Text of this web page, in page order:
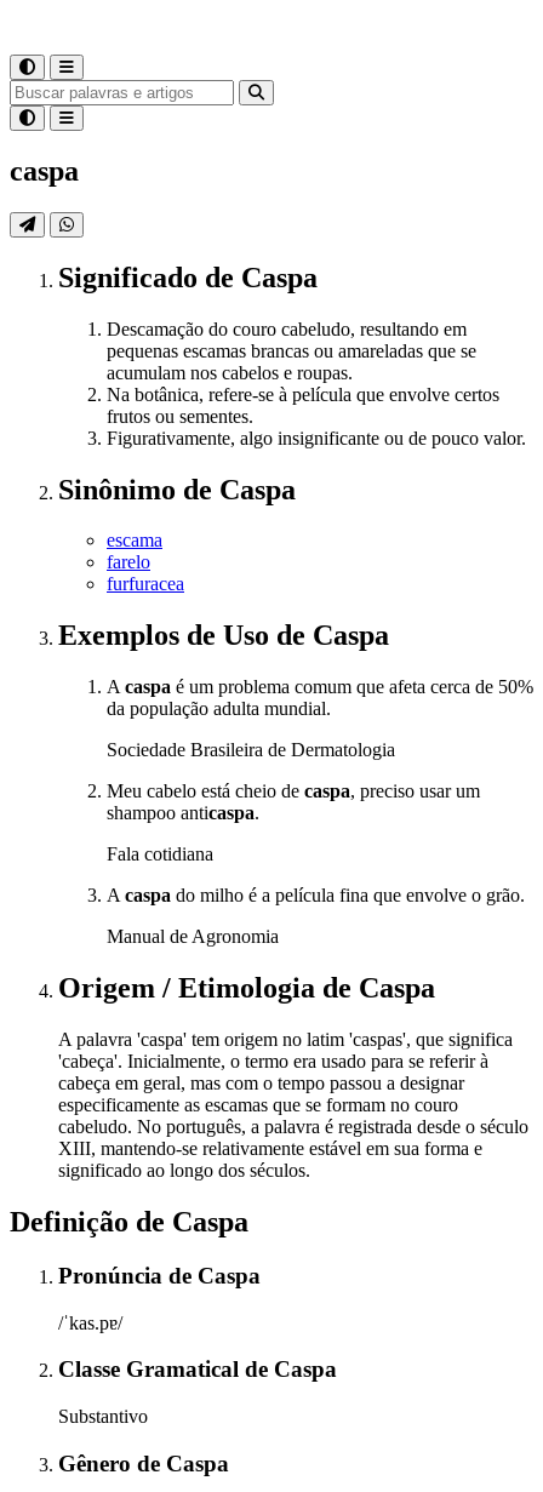
caspa
Significado de Caspa
Descamação do couro cabeludo, resultando em
pequenas escamas brancas ou amareladas que se
acumulam nos cabelos e roupas.
Na botânica, refere-se à película que envolve certos
frutos ou sementes.
Figurativamente, algo insignificante ou de pouco valor.
Sinônimo de Caspa
escama
farelo
furfuracea
Exemplos de Uso de Caspa
A caspa é um problema comum que afeta cerca de 50%
da população adulta mundial.
Sociedade Brasileira de Dermatologia
Meu cabelo está cheio de caspa, preciso usar um
shampoo anticaspa.
Fala cotidiana
A caspa do milho é a película fina que envolve o grão.
Manual de Agronomia
Origem / Etimologia de Caspa
A palavra 'caspa' tem origem no latim 'caspas', que significa
'cabeça'. Inicialmente, o termo era usado para se referir à
cabeça em geral, mas com o tempo passou a designar
especificamente as escamas que se formam no couro
cabeludo. No português, a palavra é registrada desde o século
XIII, mantendo-se relativamente estável em sua forma e
significado ao longo dos séculos.
Definição de Caspa
Pronúncia de Caspa
/ˈkas.pɐ/
Classe Gramatical de Caspa
Substantivo
Gênero de Caspa